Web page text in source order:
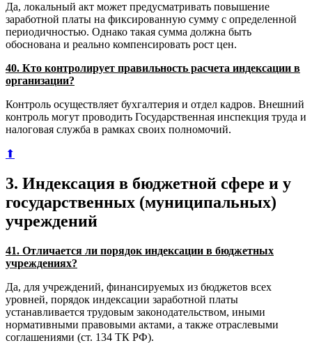
Да, локальный акт может предусматривать повышение
заработной платы на фиксированную сумму с определенной
периодичностью. Однако такая сумма должна быть
обоснована и реально компенсировать рост цен.
40. Кто контролирует правильность расчета индексации в
организации?
Контроль осуществляет бухгалтерия и отдел кадров. Внешний
контроль могут проводить Государственная инспекция труда и
налоговая служба в рамках своих полномочий.
⬆
3. Индексация в бюджетной сфере и у
государственных (муниципальных)
учреждений
41. Отличается ли порядок индексации в бюджетных
учреждениях?
Да, для учреждений, финансируемых из бюджетов всех
уровней, порядок индексации заработной платы
устанавливается трудовым законодательством, иными
нормативными правовыми актами, а также отраслевыми
соглашениями (ст. 134 ТК РФ).